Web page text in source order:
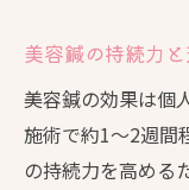
美容鍼の持続力
美容鍼の効果は個
施術で約1～2週間
の持続力を高める